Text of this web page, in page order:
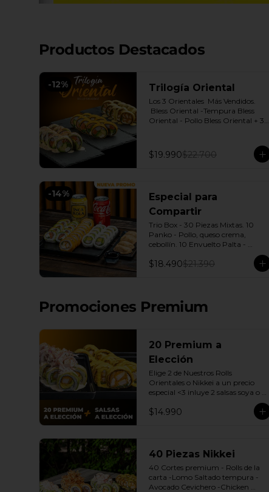
Productos Destacados
-12% Trilogía Oriental
Los 3 Orientales  Más Vendidos.
Bless Oriental -Tempura Bless
Oriental - Pollo Bless Oriental + 3
$19.990$22.700
-14%
Especial para
Compartir
Trio Box - 30 Piezas Mixtas. 10
Panko - Pollo, queso crema,
cebollín. 10 Envuelto Palta -
Salmón, queso crema, cebollín. 10
Envuelto Queso - Camarón, palta.
$18.490$21.390
Promociones Premium
20 Premium a
Elección
Elige 2 de Nuestros Rolls
Orientales o Nikkei a un precio
especial <3 inluye 2 salsas soya o
(Promoción no incluye - Roll
$14.990
40 Piezas Nikkei
40 Cortes premium - Rolls de la
carta -Lomo Saltado tempura -
Avocado Cevichero -Chicken